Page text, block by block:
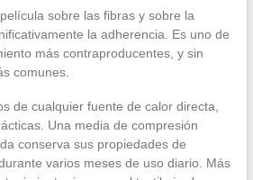
sobre las fibras y sobre la
la adherencia. Es uno de
más contraproducentes, y sin
comunes.
de cualquier fuente de calor directa,
Una media de compresión
conserva sus propiedades de
varios meses de uso diario. Más